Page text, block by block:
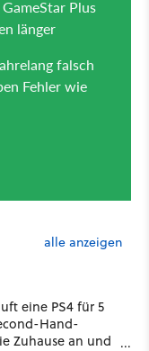
alle anzeigen
eine PS4 für 5
Hand-
Zuhause an und